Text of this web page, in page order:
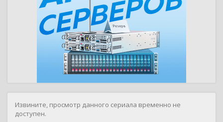
Извините, просмотр данного сериала временно не
доступен.